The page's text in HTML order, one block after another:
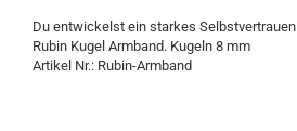
Du entwickelst ein starkes Selbstvertrauen
Rubin Kugel Armband. Kugeln 8 mm
Artikel Nr.: Rubin-Armband